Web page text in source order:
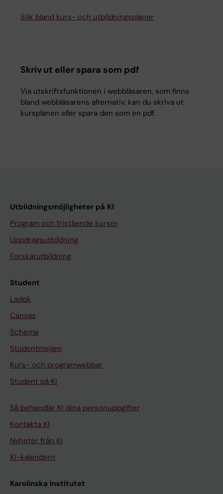
Sök bland kurs- och utbildningsplaner
Skriv ut eller spara som pdf
Via utskriftsfunktionen i webbläsaren, som finns
bland webbläsarens alternativ, kan du skriva ut
kursplanen eller spara den som en pdf.
Utbildningsmöjligheter på KI
Program och fristående kurser
Uppdragsutbildning
Forskarutbildning
Student
Ladok
Canvas
Schema
Studentmejlen
Kurs- och programwebbar
Student på KI
Så behandlar KI dina personuppgifter
Kontakta KI
Nyheter från KI
KI-kalendern
Karolinska Institutet